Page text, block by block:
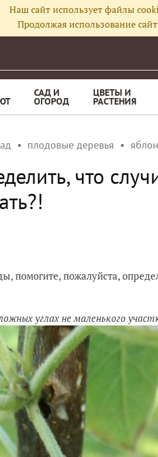
Наш сайт использует файлы
Продолжая использование
САД И
ОГОРОД
ЦВЕТЫ И
РАСТЕНИЯ
плодовые деревья
что
помогите, пожалуйста,
углах не маленького